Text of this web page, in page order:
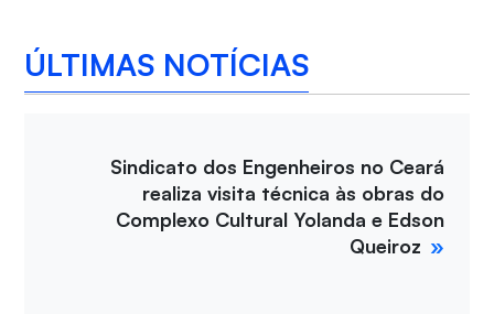
ÚLTIMAS NOTÍCIAS
Sindicato dos Engenheiros no Ceará
realiza visita técnica às obras do
Complexo Cultural Yolanda e Edson
Queiroz